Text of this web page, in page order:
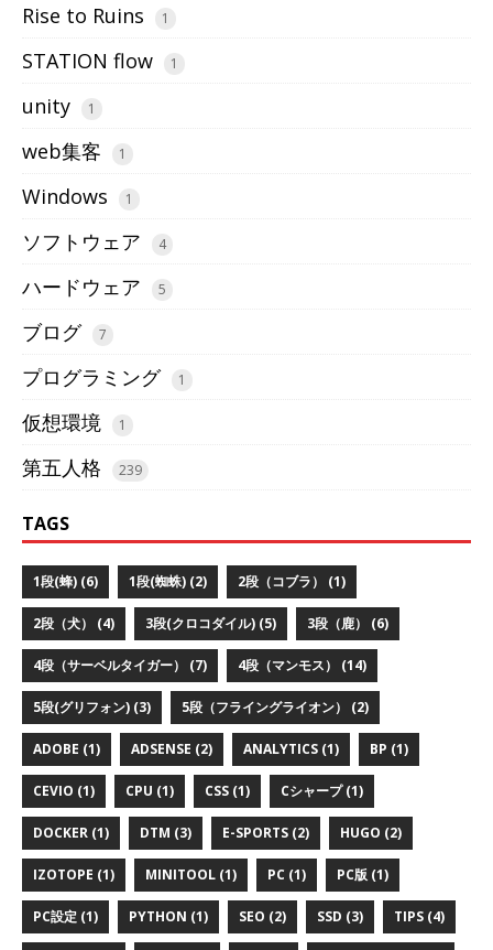
Rise to Ruins 1
STATION flow 1
unity 1
web集客 1
Windows 1
ソフトウェア 4
ハードウェア 5
ブログ 7
プログラミング 1
仮想環境 1
第五人格 239
TAGS
1段(蜂) (6) 1段(蜘蛛) (2) 2段（コブラ） (1)
2段（犬） (4) 3段(クロコダイル) (5) 3段（鹿） (6)
4段（サーベルタイガー） (7) 4段（マンモス） (14)
5段(グリフォン) (3) 5段（フライングライオン） (2)
ADOBE (1) ADSENSE (2) ANALYTICS (1) BP (1)
CEVIO (1) CPU (1) CSS (1) Cシャープ (1)
DOCKER (1) DTM (3) E-SPORTS (2) HUGO (2)
IZOTOPE (1) MINITOOL (1) PC (1) PC版 (1)
PC設定 (1) PYTHON (1) SEO (2) SSD (3) TIPS (4)